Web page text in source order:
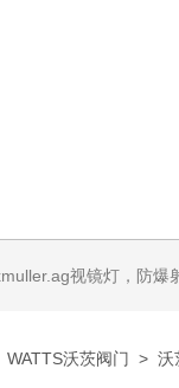
视镜灯，防爆射灯
WATTS沃茨阀门 > 沃